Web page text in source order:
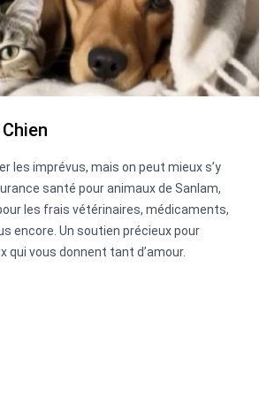
les imprévus, mais on peut mieux s’y
santé pour animaux de Sanlam,
les frais vétérinaires, médicaments,
encore. Un soutien précieux pour
qui vous donnent tant d’amour.